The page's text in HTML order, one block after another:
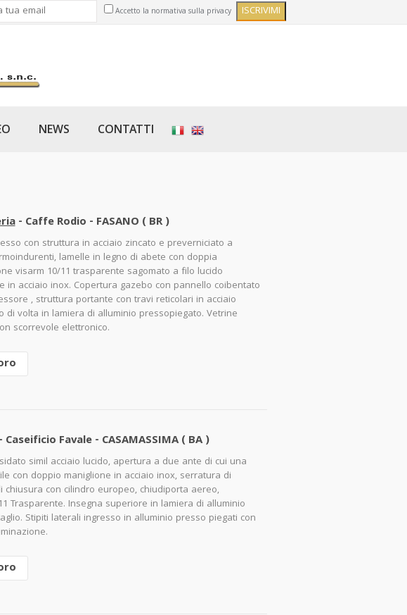
Accetto la normativa sulla privacy
NEWS CONTATTI
- Caffe Rodio - FASANO ( BR )
con struttura in acciaio zincato e preverniciato a
lamelle in legno di abete con doppia
visarm 10/11 trasparente sagomato a filo lucido
in acciaio inox. Copertura gazebo con pannello coibentato
, struttura portante con travi reticolari in acciaio
di volta in lamiera di alluminio pressopiegato. Vetrine
scorrevole elettronico.
Favale - CASAMASSIMA ( BA )
simil acciaio lucido, apertura a due ante di cui una
con doppio maniglione in acciaio inox, serratura di
chiusura con cilindro europeo, chiudiporta aereo,
Trasparente. Insegna superiore in lamiera di alluminio
Stipiti laterali ingresso in alluminio presso piegati con